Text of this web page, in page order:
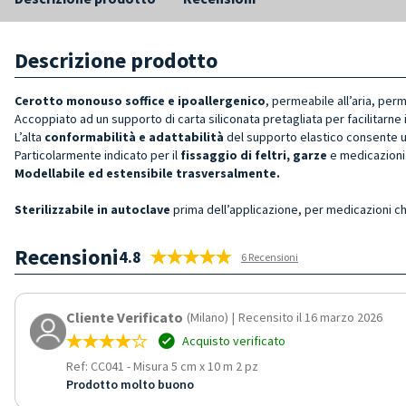
Descrizione prodotto
Cerotto monouso soffice e ipoallergenico, permeabile all’aria,
Accoppiato ad un supporto di carta siliconata pretagliata per facilitarne
L’alta conformabilità e adattabilità del supporto elastico consente
Particolarmente indicato per il fissaggio di feltri, garze e medicazioni.
Modellabile ed estensibile trasversalmente.
Sterilizzabile in autoclave prima dell’applicazione, per medicazioni
Recensioni4.8 6 Recensioni
Cliente Verificato (Milano) | Recensito il 16 marzo 2026
Acquisto verificato
Ref: CC041 -Misura 5 cm x 10 m 2 pz
Prodotto molto buono